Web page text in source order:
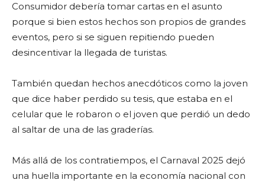
Consumidor debería tomar cartas en el asunto
porque si bien estos hechos son propios de grandes
eventos, pero si se siguen repitiendo pueden
desincentivar la llegada de turistas.
También quedan hechos anecdóticos como la joven
que dice haber perdido su tesis, que estaba en el
celular que le robaron o el joven que perdió un dedo
al saltar de una de las graderías.
Más allá de los contratiempos, el Carnaval 2025 dejó
una huella importante en la economía nacional con